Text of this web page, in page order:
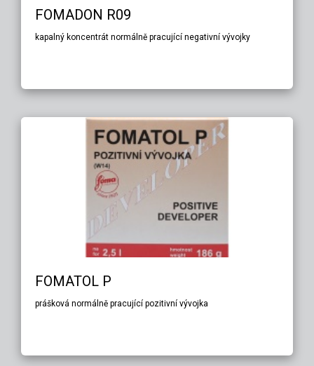
FOMADON R09
kapalný koncentrát normálně pracující negativní vývojky
FOMATOL P
prášková normálně pracující pozitivní vývojka